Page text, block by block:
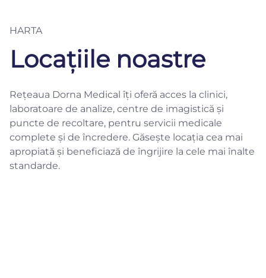
HARTA
Locațiile noastre
Rețeaua Dorna Medical îți oferă acces la clinici,
laboratoare de analize, centre de imagistică și
puncte de recoltare, pentru servicii medicale
complete și de încredere. Găsește locația cea mai
apropiată și beneficiază de îngrijire la cele mai înalte
standarde.